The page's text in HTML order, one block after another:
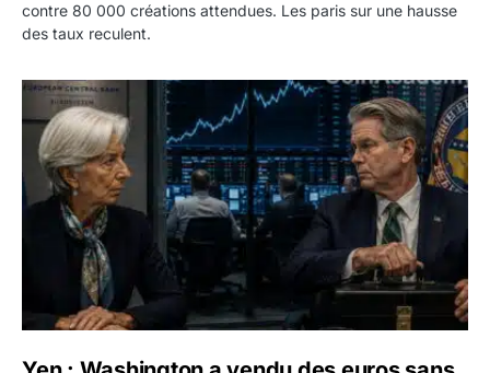
contre 80 000 créations attendues. Les paris sur une hausse
des taux reculent.
Yen : Washington a vendu des euros sans prévenir la